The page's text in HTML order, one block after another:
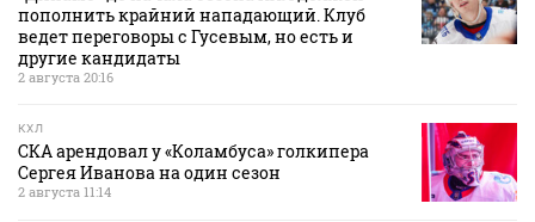
пополнить крайний нападающий. Клуб
ведет переговоры с Гусевым, но есть и
другие кандидаты
2 августа 20:16
КХЛ
СКА арендовал у «Коламбуса» голкипера
Сергея Иванова на один сезон
2 августа 11:14